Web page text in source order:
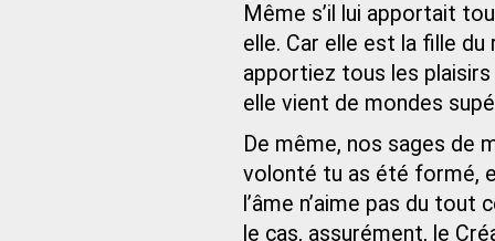
Même s’il lui apportait
elle. Car elle est la fille du
apportiez tous les
elle vient de mondes
De même, nos sages de
volonté tu as été formé,
l’âme n’aime pas du
le cas, assurément, le